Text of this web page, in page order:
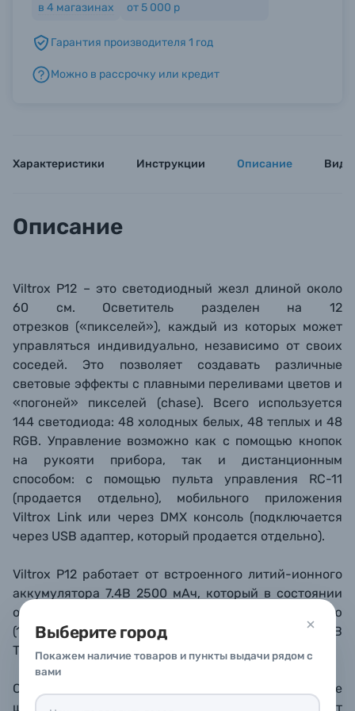
Выберите город
Покажем наличие товаров и пункты выдачи рядом с
вами
Б/У фототехника (Комиссионные товары)
в 4 магазинах
от 5 000 р
Гарантия производителя 1 год
Можно в рассрочку или кредит
Характеристики Инструкции Описание
Описание
Viltrox P12 – это светодиодный жезл длиной около
60 см. Осветитель разделен на 12
отрезков («пикселей»), каждый из которых может
управляться индивидуально, независимо от своих
соседей. Это позволяет создавать различные
световые эффекты с плавными переливами цветов и
«погоней» пикселей (chase). Всего используется
144 светодиода: 48 холодных белых, 48 теплых и 48
RGB. Управление возможно как с помощью кнопок
на рукояти прибора, так и дистанционным
способом: с помощью пульта управления RC-11
(продается отдельно), мобильного приложения
Viltrox Link или через DMX консоль (подключается
через USB адаптер, который продается отдельно).
Viltrox P12 работает от встроенного литий-ионного
аккумулятора 7.4В 2500 мАч, который в состоянии
обеспечить до 2.5 часов работы с полной мощностью
(10 Вт). Возможно постоянное питание через USB
Type C порт.
С обоих торцов осветителя имеются стандартные
штативные гнезда 1/4"-20, что позволяет